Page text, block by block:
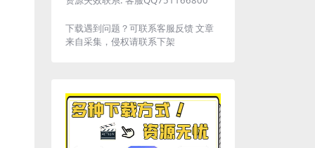
下载遇到问题？可联系客服反馈 文章
来自采集，侵权请联系下架